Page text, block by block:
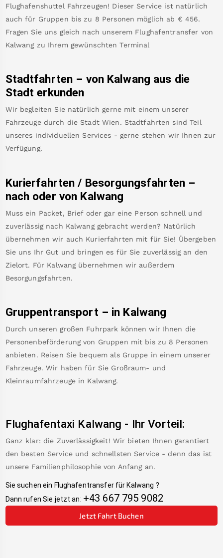
Flughafenshuttel Fahrzeugen! Dieser Service ist natürlich
auch für Gruppen bis zu 8 Personen möglich ab € 456.
Fragen Sie uns gleich nach unserem Flughafentransfer von
Kalwang zu Ihrem gewünschten Terminal
Stadtfahrten – von Kalwang aus die
Stadt erkunden
Wir begleiten Sie natürlich gerne mit einem unserer
Fahrzeuge durch die Stadt Wien. Stadtfahrten sind Teil
unseres individuellen Services - gerne stehen wir Ihnen zur
Verfügung.
Kurierfahrten / Besorgungsfahrten –
nach oder von Kalwang
Muss ein Packet, Brief oder gar eine Person schnell und
zuverlässig nach Kalwang gebracht werden? Natürlich
übernehmen wir auch Kurierfahrten mit für Sie! Übergeben
Sie uns Ihr Gut und bringen es für Sie zuverlässig an den
Zielort. Für Kalwang übernehmen wir außerdem
Besorgungsfahrten.
Gruppentransport – in Kalwang
Durch unseren großen Fuhrpark können wir Ihnen die
Personenbeförderung von Gruppen mit bis zu 8 Personen
anbieten. Reisen Sie bequem als Gruppe in einem unserer
Fahrzeuge. Wir haben für Sie Großraum- und
Kleinraumfahrzeuge in Kalwang.
Flughafentaxi Kalwang - Ihr Vorteil:
Ganz klar: die Zuverlässigkeit! Wir bieten Ihnen garantiert
den besten Service und schnellsten Service - denn das ist
unsere Familienphilosophie von Anfang an.
Sie suchen ein Flughafentransfer für Kalwang ?
Dann rufen Sie jetzt an: +43 667 795 9082
Jetzt Fahrt Buchen